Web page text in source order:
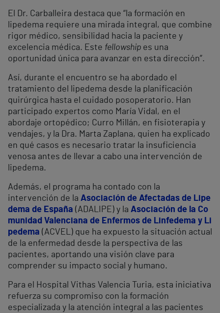
El Dr. Carballeira destaca que “la formación en
lipedema requiere una mirada integral, que combine
rigor médico, sensibilidad hacia la paciente y
excelencia médica. Este fellowship es una
oportunidad única para avanzar en esta dirección”.
Así, durante el encuentro se ha abordado el
tratamiento del lipedema desde la planificación
quirúrgica hasta el cuidado posoperatorio. Han
participado expertos como María Vidal, en el
abordaje ortopédico; Curro Millán, en fisioterapia y
vendajes, y la Dra. Marta Zaplana, quien ha explicado
en qué casos es necesario tratar la insuficiencia
venosa antes de llevar a cabo una intervención de
lipedema.
Además, el programa ha contado con la
intervención de la Asociación de Afectadas de Lipe
dema de España (ADALIPE) y la Asociación de la Co
munidad Valenciana de Enfermos de Linfedema y Li
pedema (ACVEL) que ha expuesto la situación actual
de la enfermedad desde la perspectiva de las
pacientes, aportando una visión clave para
comprender su impacto social y humano.
Para el Hospital Vithas Valencia Turia, esta iniciativa
refuerza su compromiso con la formación
especializada y la atención integral a las pacientes